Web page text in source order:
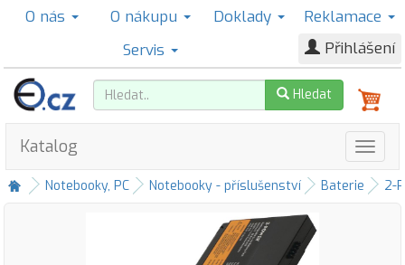
O nás O nákupu Doklady
Reklamace
Servis
Přihlášení
Hledat
Katalog
Notebooky, PC Notebooky - příslušenství Baterie 2-